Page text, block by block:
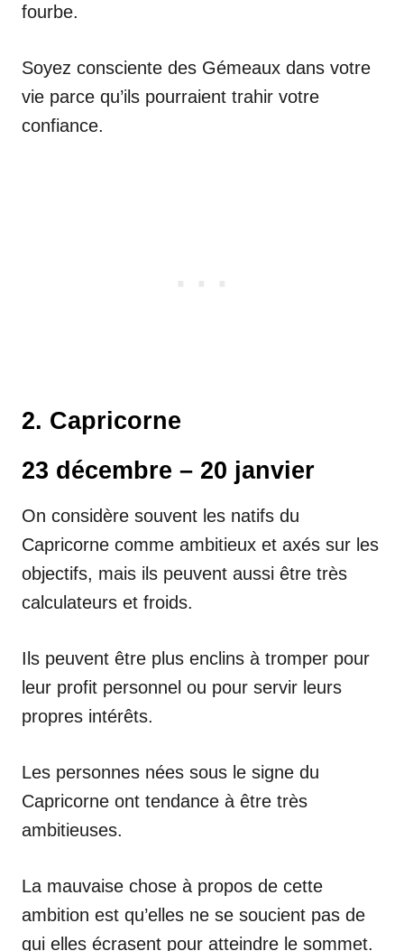
fourbe.
Soyez consciente des Gémeaux dans votre
vie parce qu’ils pourraient trahir votre
confiance.
2. Capricorne
23 décembre – 20 janvier
On considère souvent les natifs du
Capricorne comme ambitieux et axés sur les
objectifs, mais ils peuvent aussi être très
calculateurs et froids.
Ils peuvent être plus enclins à tromper pour
leur profit personnel ou pour servir leurs
propres intérêts.
Les personnes nées sous le signe du
Capricorne ont tendance à être très
ambitieuses.
La mauvaise chose à propos de cette
ambition est qu’elles ne se soucient pas de
qui elles écrasent pour atteindre le sommet.